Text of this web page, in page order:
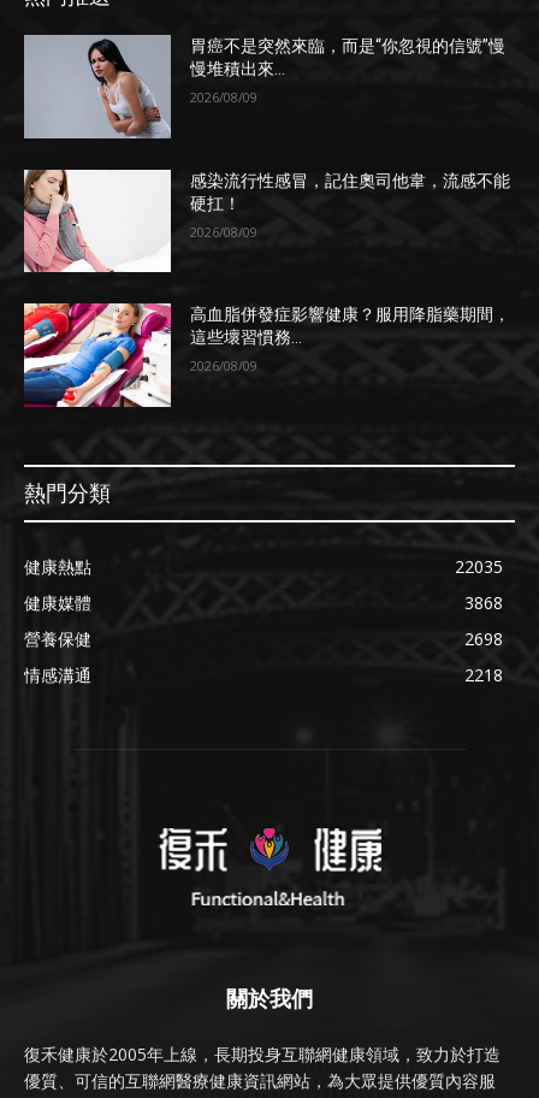
胃癌不是突然來臨，而是“你忽視的信號”慢
慢堆積出來...
2026/08/09
感染流行性感冒，記住奧司他韋，流感不能
硬扛！
2026/08/09
高血脂併發症影響健康？服用降脂藥期間，
這些壞習慣務...
2026/08/09
熱門分類
健康熱點
22035
健康媒體
3868
營養保健
2698
情感溝通
2218
關於我們
復禾健康於2005年上線，長期投身互聯網健康領域，致力於打造
優質、可信的互聯網醫療健康資訊網站，為大眾提供優質內容服